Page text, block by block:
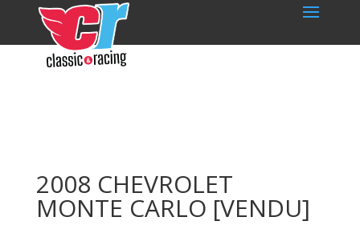
2008 CHEVROLET
MONTE CARLO [VENDU]